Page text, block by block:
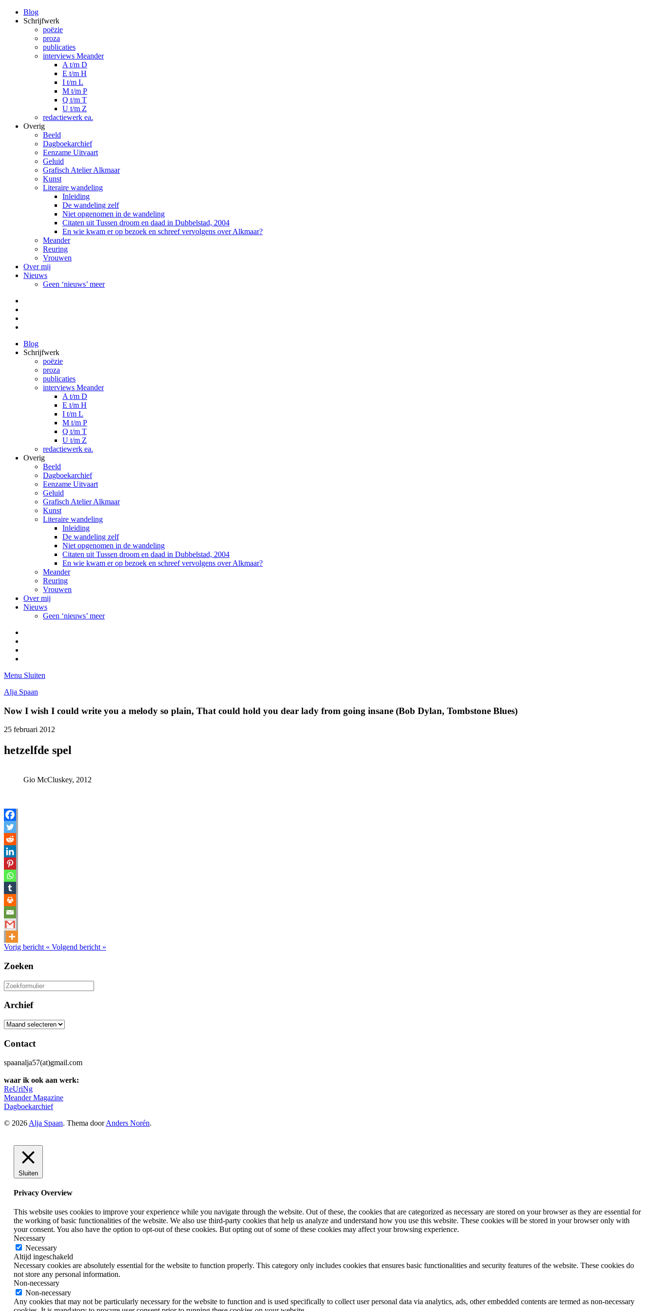
Blog
Schrijfwerk
poëzie
proza
publicaties
interviews Meander
A t/m D
E t/m H
I t/m L
M t/m P
Q t/m T
U t/m Z
redactiewerk ea.
Overig
Beeld
Dagboekarchief
Eenzame Uitvaart
Geluid
Grafisch Atelier Alkmaar
Kunst
Literaire wandeling
Inleiding
De wandeling zelf
Niet opgenomen in de wandeling
Citaten uit Tussen droom en daad in Dubbelstad, 2004
En wie kwam er op bezoek en schreef vervolgens over Alkmaar?
Meander
Reuring
Vrouwen
Over mij
Nieuws
Geen ‘nieuws’ meer
Blog
Schrijfwerk
poëzie
proza
publicaties
interviews Meander
A t/m D
E t/m H
I t/m L
M t/m P
Q t/m T
U t/m Z
redactiewerk ea.
Overig
Beeld
Dagboekarchief
Eenzame Uitvaart
Geluid
Grafisch Atelier Alkmaar
Kunst
Literaire wandeling
Inleiding
De wandeling zelf
Niet opgenomen in de wandeling
Citaten uit Tussen droom en daad in Dubbelstad, 2004
En wie kwam er op bezoek en schreef vervolgens over Alkmaar?
Meander
Reuring
Vrouwen
Over mij
Nieuws
Geen ‘nieuws’ meer
Menu Sluiten
Alja Spaan
Now I wish I could write you a melody so plain, That could hold you dear lady from going insane (Bob Dylan, Tombstone Blues)
25 februari 2012
hetzelfde spel
Gio McCluskey, 2012
Vorig bericht « Volgend bericht »
Zoeken
Zoeken
naar:
Archief
Archief
Contact
spaanalja57(at)gmail.com
waar ik ook aan werk:
ReUriNg
Meander Magazine
Dagboekarchief
© 2026 Alja Spaan. Thema doorAnders Norén.
Sluiten
Privacy Overview
This website uses cookies to improve your experience while you navigate through the website. Out of these, the cookies that are categorized as necessary are stored on your browser as they are essential for
the working of basic functionalities of the website. We also use third-party cookies that help us analyze and understand how you use this website. These cookies will be stored in your browser only with
your consent. You also have the option to opt-out of these cookies. But opting out of some of these cookies may affect your browsing experience.
Necessary
Necessary
Altijd ingeschakeld
Necessary cookies are absolutely essential for the website to function properly. This category only includes cookies that ensures basic functionalities and security features of the website. These cookies do
not store any personal information.
Non-necessary
Non-necessary
Any cookies that may not be particularly necessary for the website to function and is used specifically to collect user personal data via analytics, ads, other embedded contents are termed as non-necessary